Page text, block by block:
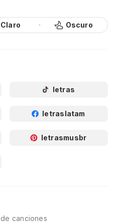
Claro Oscuro
letras
letraslatam
letrasmusbr
canciones